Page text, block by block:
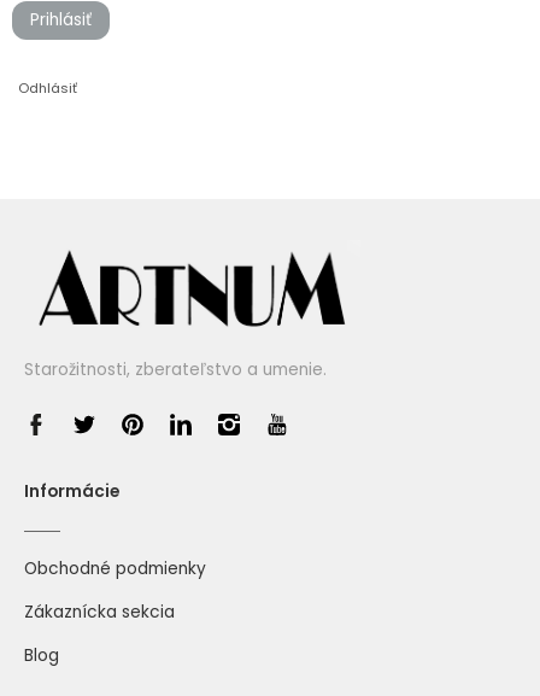
Prihlásiť
Odhlásiť
Starožitnosti, zberateľstvo a umenie.
Informácie
Obchodné podmienky
Zákaznícka sekcia
Blog